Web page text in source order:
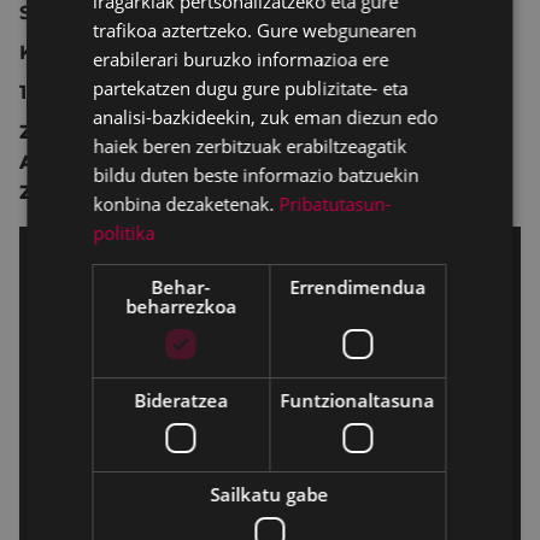
Suedia 2022 149 min.
Komedia.
12 urtetik gorakoentzat.
Zuzendaritza:Ruben Östlund.
Antzezleak: Harris Dickinson Charlbi Dean
Zlatko Buric
Dolly De Leon,
trafikoa aztertzeko. Gure webgunearen
erabilerari buruzko informazioa ere
partekatzen dugu gure publizitate- eta
analisi-bazkideekin, zuk eman diezun edo
haiek beren zerbitzuak erabiltzeagatik
bildu duten beste informazio batzuekin
konbina dezaketenak. Pribatutasun-
politika
Behar-
beharrezkoa
Errendimendua
Bideratzea Funtzionaltasuna
Sailkatu gabe